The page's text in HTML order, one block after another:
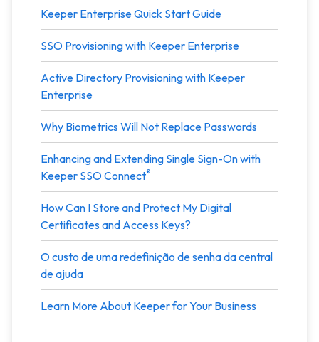
Keeper Enterprise Quick Start Guide
SSO Provisioning with Keeper Enterprise
Active Directory Provisioning with Keeper
Enterprise
Why Biometrics Will Not Replace Passwords
Enhancing and Extending Single Sign-On with
Keeper SSO Connect®
How Can I Store and Protect My Digital
Certificates and Access Keys?
O custo de uma redefinição de senha da central
de ajuda
Learn More About Keeper for Your Business